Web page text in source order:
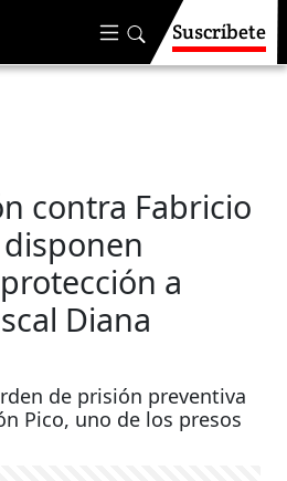
Suscríbete
contra Fabricio
a
Diana
de prisión preventiva
Pico, uno de los presos